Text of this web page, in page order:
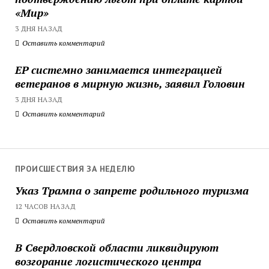
«Мир»
3 ДНЯ НАЗАД
Оставить комментарий
ЕР системно занимается интеграцией
ветеранов в мирную жизнь, заявил Головин
3 ДНЯ НАЗАД
Оставить комментарий
ПРОИСШЕСТВИЯ ЗА НЕДЕЛЮ
Указ Трампа о запрете родильного туризма
12 ЧАСОВ НАЗАД
Оставить комментарий
В Свердловской области ликвидируют
возгорание логистического центра